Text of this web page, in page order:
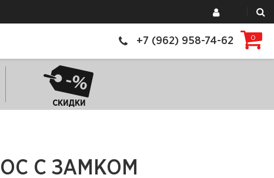
+7 (962) 958-74-62 0
СКИДКИ
С ЗАМКОМ